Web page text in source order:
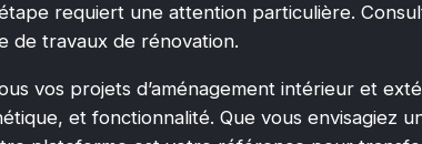
requiert une attention particulière.
de travaux de rénovation.
vos projets d’aménagement intérieur et
et fonctionnalité. Que vous envisagiez